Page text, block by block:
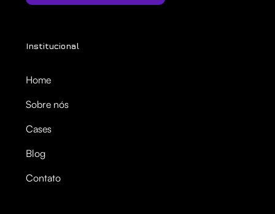
Institucional
Home
Sobre nós
Cases
Blog
Contato